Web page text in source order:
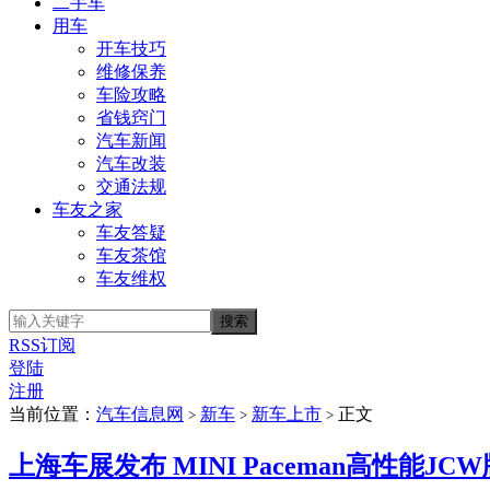
用车
开车技巧
维修保养
车险攻略
省钱窍门
汽车新闻
汽车改装
交通法规
车友之家
车友答疑
车友茶馆
车友维权
RSS订阅
登陆
注册
当前位置： 汽车信息网 > 新车 > 新车上市 > 正文
上海车展发布 MINI Paceman高性能JCW